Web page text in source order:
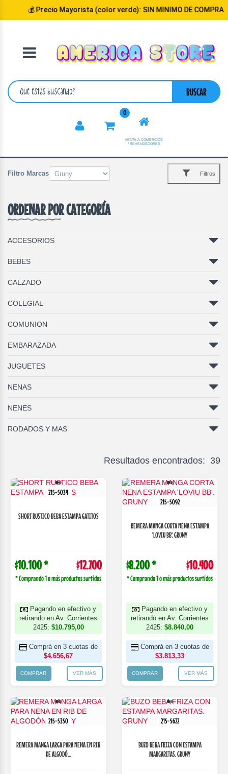
Mayorista (color verde): SIN MINIMO DE COMPRA
BUSCAR
0
VENTA A COMERCIOS
/ REVENDEDORES
VOLVER
CATEGORIA
Filtro Marcas Filtros
ORDENAR POR CATEGORÍA
ACCESORIOS
BEBES
CALZADO
COLEGIAL
COMUNION
EMBARAZADA
JUGUETES
NENAS
NENES
RODADOS Y MAS
Resultados encontrados: 39
215-5034
SHORT RUSTICO BEBA ESTAMPA GATITOS
$10.100 * $12.700
* Comprando 1 o más productos surtidos
Pagando en efectivo y
retirando en Av. Corrientes
2425: $10.795,00
Comprá en 3 cuotas de
$4.656,67
COMPRAR VER MÁS
215-5092
REMERA MANGA CORTA NENA ESTAMPA
'LOVIU BB'. GRUNY
$8.200 * $10.400
* Comprando 1 o más productos surtidos
Pagando en efectivo y
retirando en Av. Corrientes
2425: $8.840,00
Comprá en 3 cuotas de
$3.813,33
COMPRAR VER MÁS
215-5350
REMERA MANGA LARGA PARA NENA EN RIB
DE ALGODÓ...
215-5622
BUZO BEBA FRIZA CON ESTAMPA
MARGARITAS. GRUNY